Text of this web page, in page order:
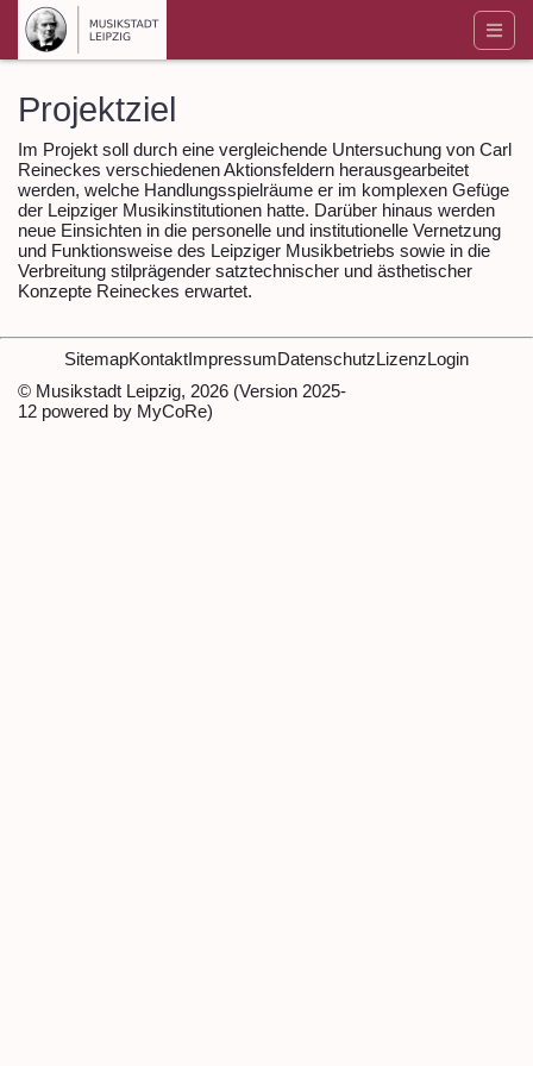
Projektziel
Im Projekt soll durch eine vergleichende Untersuchung von Carl
Reineckes verschiedenen Aktionsfeldern herausgearbeitet
werden, welche Handlungsspielräume er im komplexen Gefüge
der Leipziger Musikinstitutionen hatte. Darüber hinaus werden
neue Einsichten in die personelle und institutionelle Vernetzung
und Funktionsweise des Leipziger Musikbetriebs sowie in die
Verbreitung stilprägender satztechnischer und ästhetischer
Konzepte Reineckes erwartet.
SitemapKontaktImpressumDatenschutzLizenzLogin
© Musikstadt Leipzig, 2026 (Version 2025-
12 powered by MyCoRe)